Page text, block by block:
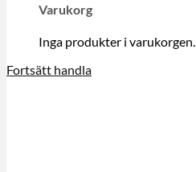
Varukorg
Inga produkter i varukorgen.
Fortsätt handla